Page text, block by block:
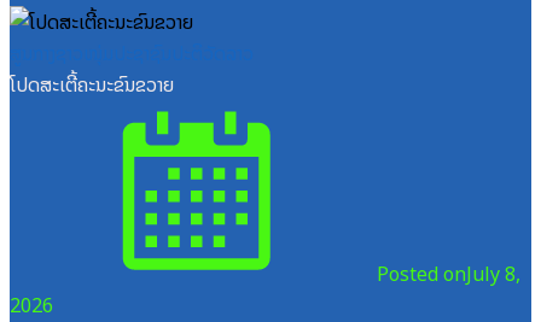
ໂປດສະເຕີ້ຄະນະຂົນຂວາຍ
Posted onJuly 8,
2026